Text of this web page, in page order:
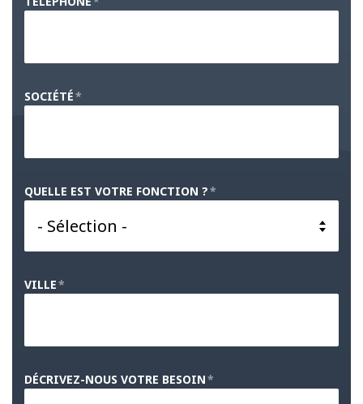
SOCIÉTÉ*
QUELLE EST VOTRE FONCTION ?*
VILLE*
DÉCRIVEZ-NOUS VOTRE BESOIN*